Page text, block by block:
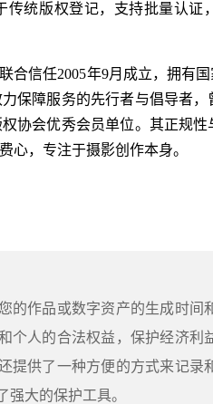
统版权登记，支持批量认证
合信任2005年9月成立，拥有
保障服务的先行者与倡导者
协会优秀会员单位。其正规
心，专注于摄影创作本身。
的作品或数字资产的生成时间
个人的合法权益，保护经济利
提供了一种方便的方式来记录
强大的保护工具。